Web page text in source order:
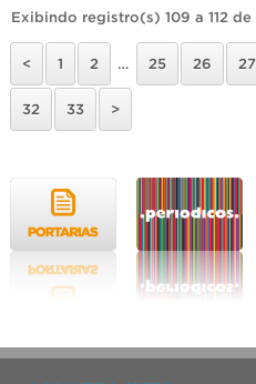
Exibindo registro(s) 109 a 112 de
< 1 2 … 25 26 27
32 33 >